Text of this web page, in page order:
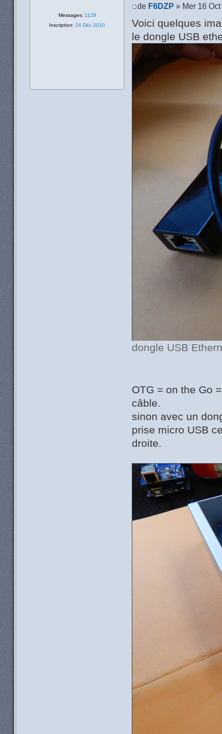
de F6DZP » Mer 16
Voici quelques
le dongle USB
dongle USB
OTG = on the Go
câble.
sinon avec un
prise micro USB
droite.
Messages: 1129
Inscription: 24 Déc 2010